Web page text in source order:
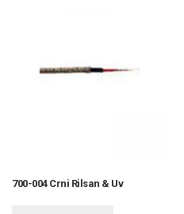
700-004 Crni Rilsan & Uv